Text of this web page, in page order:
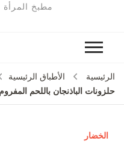
مطبخ المرأة
الرئيسية الأطباق الرئيسية
حلزونات الباذنجان باللحم المفروم
الخضار